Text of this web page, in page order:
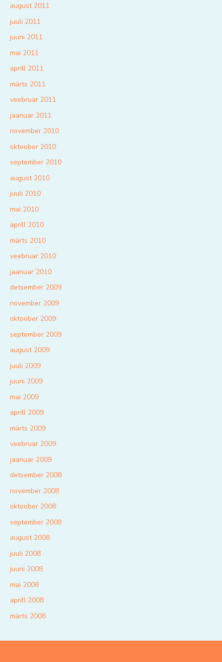
august 2011
juuli 2011
juuni 2011
mai 2011
aprill 2011
märts 2011
veebruar 2011
jaanuar 2011
november 2010
oktoober 2010
september 2010
august 2010
juuli 2010
mai 2010
aprill 2010
märts 2010
veebruar 2010
jaanuar 2010
detsember 2009
november 2009
oktoober 2009
september 2009
august 2009
juuli 2009
juuni 2009
mai 2009
aprill 2009
märts 2009
veebruar 2009
jaanuar 2009
detsember 2008
november 2008
oktoober 2008
september 2008
august 2008
juuli 2008
juuni 2008
mai 2008
aprill 2008
märts 2008